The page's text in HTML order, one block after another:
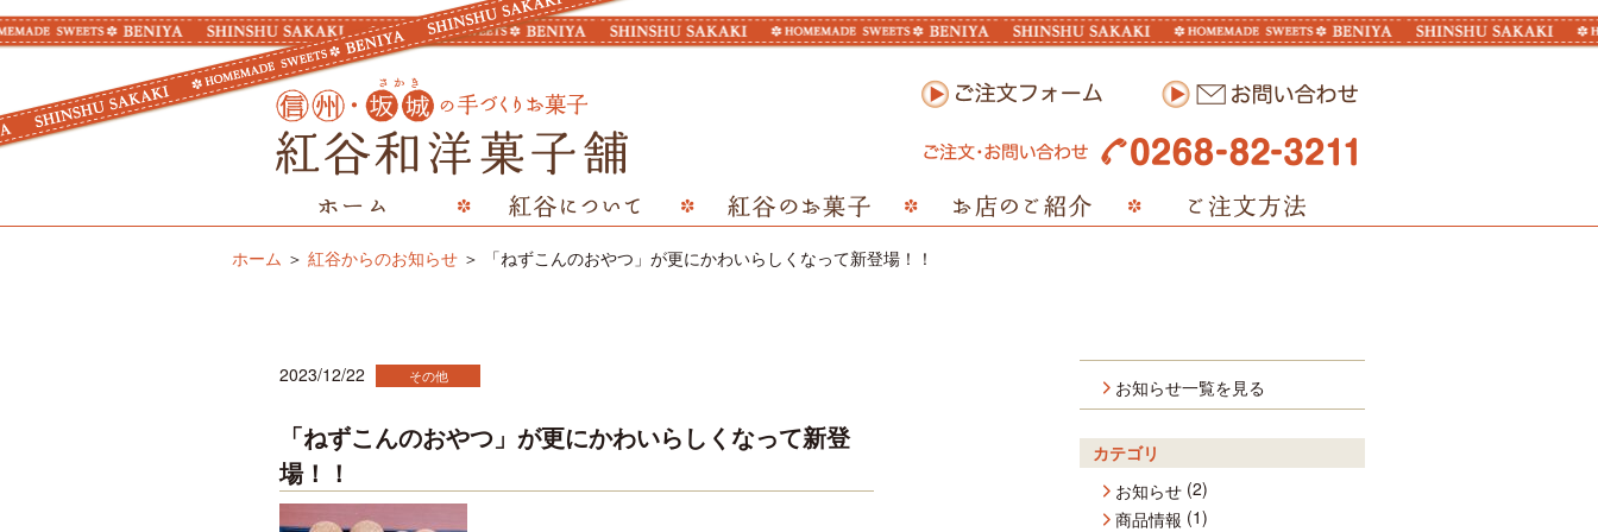
ホーム 紅谷からのお知らせ 「ねずこんのおやつ」が更にかわいらしくなって新登場！！
2023/12/22 その他
「ねずこんのおやつ」が更にかわいらしくなって新登
場！！
お知らせ一覧を見る
カテゴリ
お知らせ (2)
商品情報 (1)